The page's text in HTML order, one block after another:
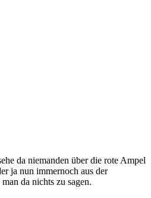
da niemanden über die rote Ampel
ja nun immernoch aus der
da nichts zu sagen.